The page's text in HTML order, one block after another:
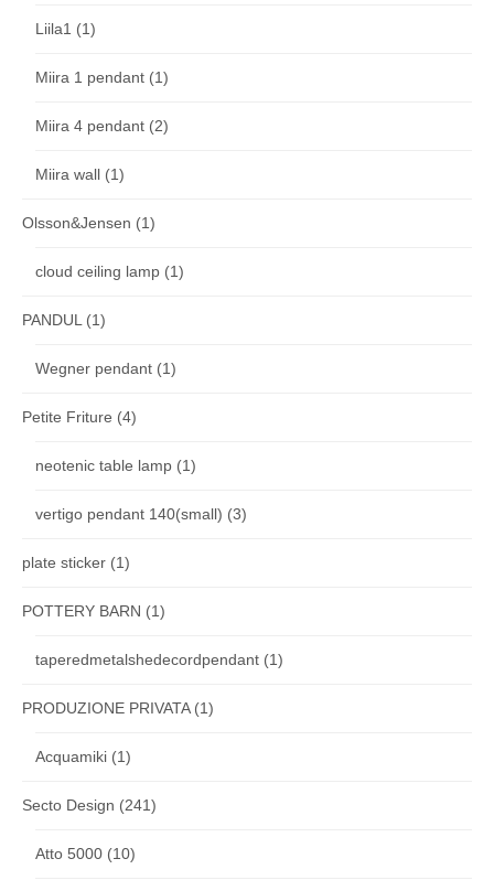
Liila1 (1)
Miira 1 pendant (1)
Miira 4 pendant (2)
Miira wall (1)
Olsson&Jensen (1)
cloud ceiling lamp (1)
PANDUL (1)
Wegner pendant (1)
Petite Friture (4)
neotenic table lamp (1)
vertigo pendant 140(small) (3)
plate sticker (1)
POTTERY BARN (1)
taperedmetalshedecordpendant (1)
PRODUZIONE PRIVATA(1)
Acquamiki (1)
Secto Design (241)
Atto 5000 (10)